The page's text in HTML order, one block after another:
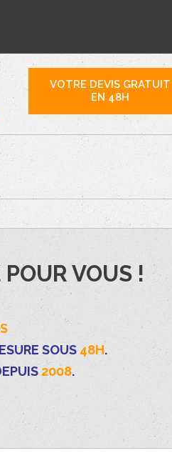
VOTRE DEVIS GRATUIT
EN 48H
POUR VOUS !
SOUS 48H.
2008.